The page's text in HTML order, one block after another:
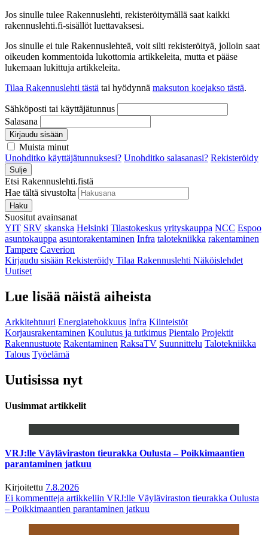
Jos sinulle tulee Rakennuslehti, rekisteröitymällä saat kaikki
rakennuslehti.fi-sisällöt luettavaksesi.
Jos sinulle ei tule Rakennuslehteä, voit silti rekisteröityä, jolloin saat
oikeuden kommentoida lukottomia artikkeleita, mutta et pääse
lukemaan lukittuja artikkeleita.
Tilaa Rakennuslehti tästä tai hyödynnä maksuton koejakso tästä.
Sähköposti tai käyttäjätunnus
Salasana
Kirjaudu sisään
Muista minut
Unohditko käyttäjätunnuksesi? Unohditko salasanasi? Rekisteröidy
Sulje
Etsi Rakennuslehti.fistä
Hae tältä sivustolta
Haku
Suositut avainsanat
YIT SRV skanska Helsinki Tilastokeskus yrityskauppa NCC Espoo
asuntokauppa asuntorakentaminen Infra talotekniikka rakentaminen
Tampere Caverion
Kirjaudu sisään Rekisteröidy Tilaa Rakennuslehti Näköislehdet
Uutiset
Lue lisää näistä aiheista
Arkkitehtuuri Energiatehokkuus Infra Kiinteistöt
Korjausrakentaminen Koulutus ja tutkimus Pientalo Projektit
Rakennustuote Rakentaminen RaksaTV Suunnittelu Talotekniikka
Talous Työelämä
Uutisissa nyt
Uusimmat artikkelit
VRJ:lle Väyläviraston tieurakka Oulusta – Poikkimaantien
parantaminen jatkuu
Kirjoitettu 7.8.2026
Ei kommentteja artikkeliin VRJ:lle Väyläviraston tieurakka Oulusta
– Poikkimaantien parantaminen jatkuu